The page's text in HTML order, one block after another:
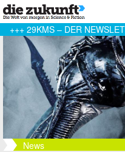
+++ 29KMS – DER
News